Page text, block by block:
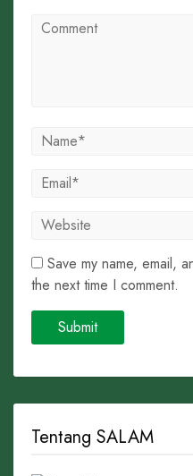
Save my name, email,
the next time I comment.
Tentang SALAM